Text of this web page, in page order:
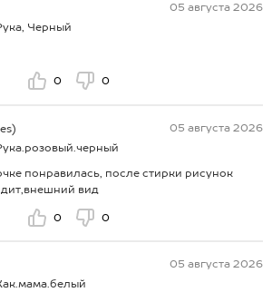
05 августа 2026
Черный
0 0
05 августа 2026
понравилась, после стирки рисунок
вид
0 0
05 августа 2026